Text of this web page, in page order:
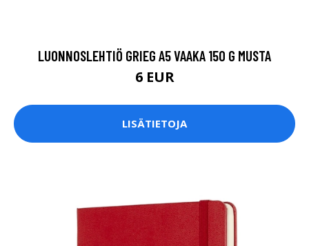
LUONNOSLEHTIÖ GRIEG A5 VAAKA 150 G MUSTA
6 EUR
LISÄTIETOJA